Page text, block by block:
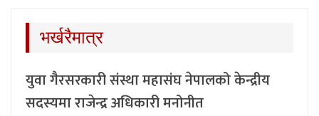
भर्खरैमात्र
युवा गैरसरकारी संस्था महासंघ नेपालको केन्द्रीय
सदस्यमा राजेन्द्र अधिकारी मनोनीत